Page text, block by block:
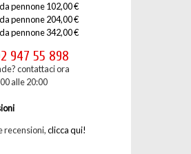
pennone 102,00 €
pennone 204,00 €
pennone 342,00 €
947 55 898
contattaci ora
alle 20:00
recensioni,clicca qui!